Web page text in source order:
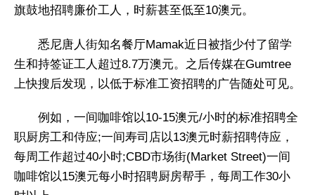
旗鼓地招聘廉价工人，时薪甚至低至10澳元。
悉尼唐人街知名餐厅Mamak近日被指少付了留学
生和持签证工人超过8.7万澳元。之后传媒在Gumtree
上快搜后发现，以低于标准工资招聘的广告随处可见。
例如，一间咖啡馆以10-15澳元/小时的标准招聘全
职厨房工和侍应;一间寿司店以13澳元时薪招聘侍应，
每周工作超过40小时;CBD市场街(Market Street)一间
咖啡馆以15澳元每小时招聘厨房帮手，每周工作30小